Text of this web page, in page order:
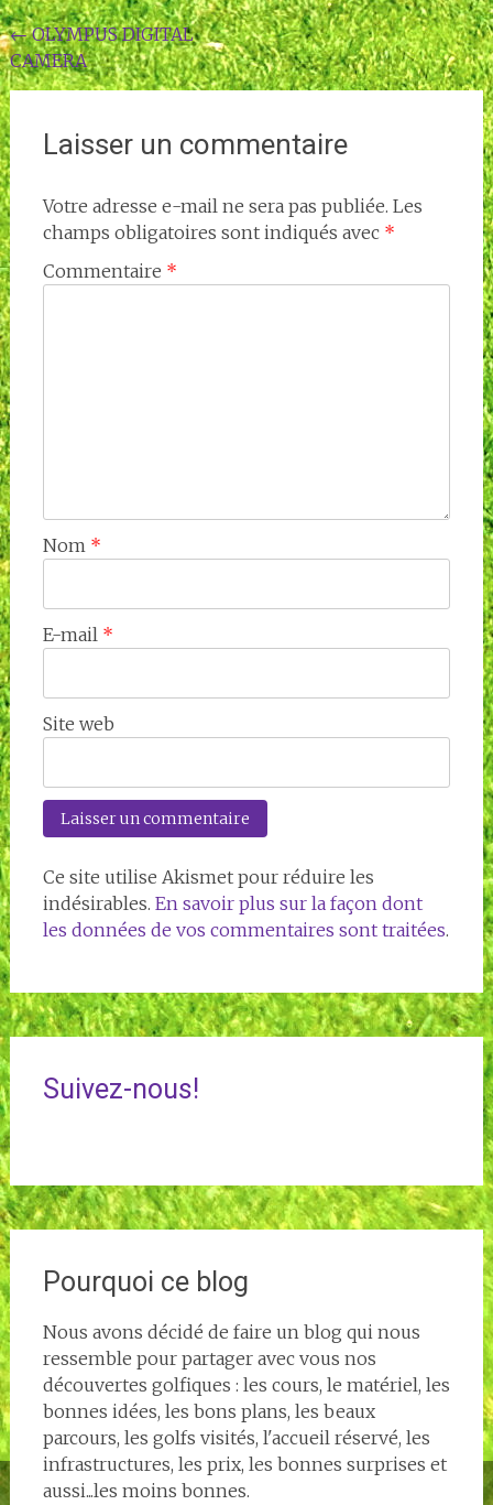
Navigation
de
l'article
←OLYMPUS DIGITAL
CAMERA
Laisser un commentaire
Votre adresse e-mail ne sera pas publiée. Les
champs obligatoires sont indiqués avec *
Commentaire *
Nom *
E-mail *
Site web
Ce site utilise Akismet pour réduire les
indésirables. En savoir plus sur la façon dont
les données de vos commentaires sont traitées.
Suivez-nous!
Pourquoi ce blog
Nous avons décidé de faire un blog qui nous
ressemble pour partager avec vous nos
découvertes golfiques : les cours, le matériel, les
bonnes idées, les bons plans, les beaux
parcours, les golfs visités, l'accueil réservé, les
infrastructures, les prix, les bonnes surprises et
aussi...les moins bonnes.